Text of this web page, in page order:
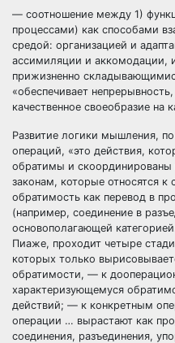
— соотношение между 1)
процессами) как способами
средой: организацией и
ассимиляции и аккомодации,
прижизненно
«обеспечивает
качественное своеобразие на
Развитие логики мышления,
операций, «это действия,
обратимы и
законам, которые относятся к
обратимость как перевод в
(например, соединение в
основополагающей
Пиаже, проходит четыре
которых только
обратимости, — к
характеризующемуся
действий; — к конкретным
операции … вырастают как
соединения, разъединения,